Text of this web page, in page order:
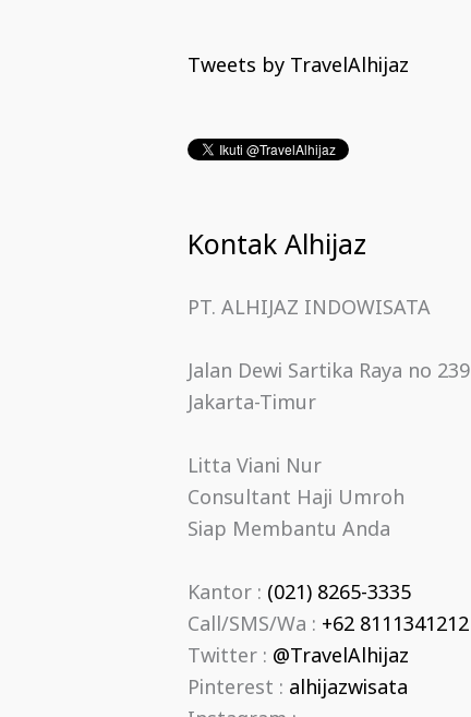
Tweets by TravelAlhijaz
Kontak Alhijaz
PT. ALHIJAZ INDOWISATA
Jalan Dewi Sartika Raya no 239
Jakarta-Timur
Litta Viani Nur
Consultant Haji Umroh
Siap Membantu Anda
Kantor : (021) 8265-3335
Call/SMS/Wa : +62 8111341212
Twitter : @TravelAlhijaz
Pinterest : alhijazwisata